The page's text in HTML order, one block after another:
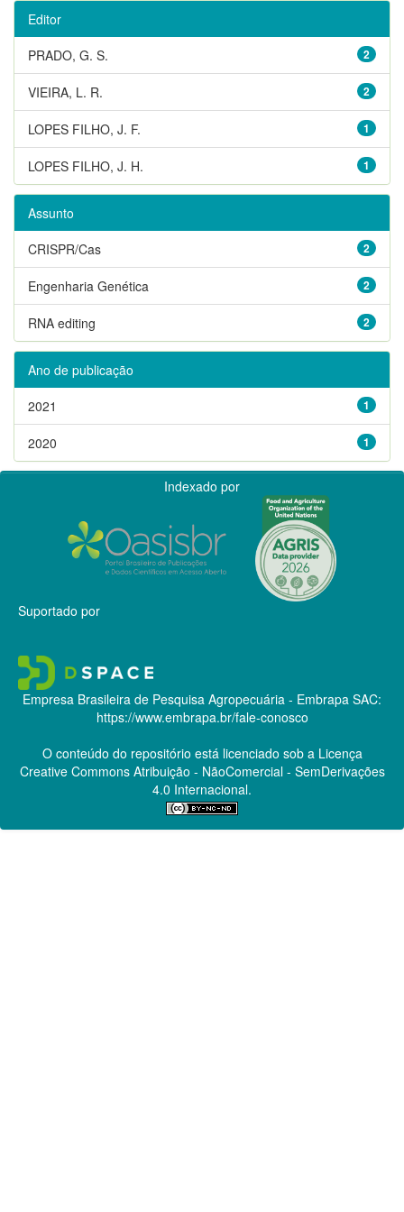
Editor
2
PRADO, G. S.
2
VIEIRA, L. R.
1
LOPES FILHO, J. F.
1
LOPES FILHO, J. H.
Assunto
2
CRISPR/Cas
2
Engenharia Genética
2
RNA editing
Ano de publicação
1
2021
1
2020
Indexado por
Suportado por
Empresa Brasileira de Pesquisa Agropecuária - Embrapa SAC:
https://www.embrapa.br/fale-conosco
O conteúdo do repositório está licenciado sob a Licença
Creative CommonsAtribuição - NãoComercial - SemDerivações
4.0 Internacional.